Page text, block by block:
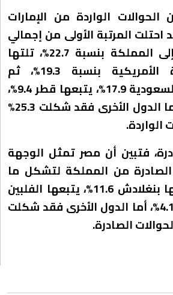
الحوالات الواردة من الإمارات
احتلت المرتبة الأولى من إجمالي
الحوالات الواردة إلى المملكة بنسبة 22.7%، تلتها
الولايات المتحدة الأمريكية بنسبة 19.3%، ثم
المملكة العربية السعودية 17.9%، يتبعها قطر 9.4%،
ثم الكويت 5.4%، أما الدول الأخرى فقد شكلت 25.3%
الواردة.
فتبين أن مصر تمثل الوجهة
الصادرة من المملكة لتشكل ما
نسبته 40.7 %، تليها بنغلادش 11.6%، يتبعها الفلبين
5.0%، ثم فلسطين 4.1%، أما الدول الأخرى فقد شكلت